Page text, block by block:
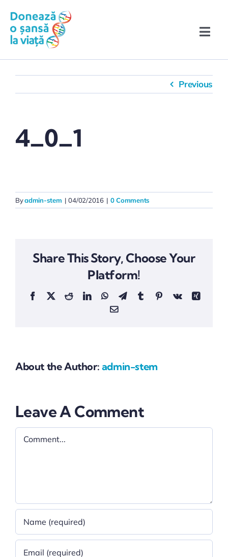
content
Toggle
Înscrie-te în Registru!
Evenimente & Media
Previous
4_0_1
Byadmin-stem | 04/02/2016 | 0 Comments
Share This Story, Choose Your
Platform!
Facebook
X RedditLinkedInWhatsApp
TelegramTumblrPinterest
Vk
Xing
Email
About the Author: admin-stem
Leave A Comment
Comment